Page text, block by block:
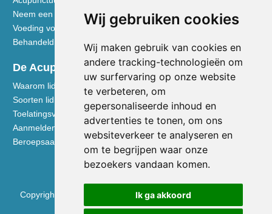
Wij gebruiken cookies
Wij maken gebruik van cookies en
andere tracking-technologieën om
uw surfervaring op onze website
te verbeteren, om
gepersonaliseerde inhoud en
advertenties te tonen, om ons
websiteverkeer te analyseren en
om te begrijpen waar onze
bezoekers vandaan komen.
Ik ga akkoord
Neem een kijkje in de praktijk
Voeding volgens de Vijf Elementen
Behandeldisciplines - TCG
De Acupuncturist
Waarom lid worden van de NVA
Soorten lidmaatschap NVA
Toelatingsvoorwaarden
Aanmelden voor lidmaatschap
Beroepsaansprakelijkheidsverzekering
Copyright © 2026 Nederlandse Vereniging voor Acupunctuur